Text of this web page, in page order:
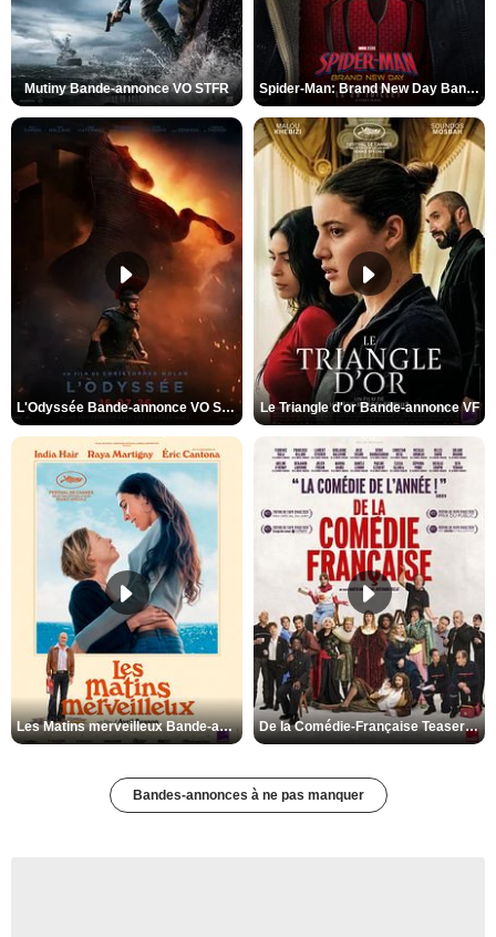
Mutiny Bande-annonce VO STFR Spider-Man: Brand New Day Bande-annonce VO STFR
L'Odyssée Bande-annonce VO STFR Le Triangle d'or Bande-annonce VF
Les Matins merveilleux Bande-annonce VF De la Comédie-Française Teaser VF
Bandes-annonces à ne pas manquer